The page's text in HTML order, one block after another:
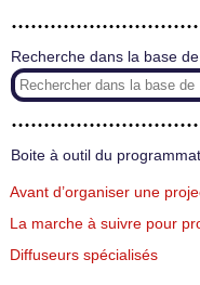
Recherche dans la base
Boite à outil du
Avant d’organiser une
La marche à suivre pour
Diffuseurs spécialisés